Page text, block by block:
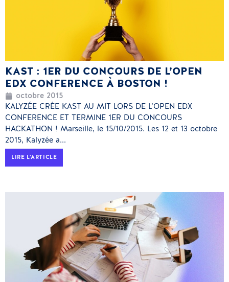
KAST : 1ER DU CONCOURS DE L’OPEN
EDX CONFERENCE À BOSTON !
octobre 2015
KALYZÉE CRÉE KAST AU MIT LORS DE L’OPEN EDX
CONFERENCE ET TERMINE 1ER DU CONCOURS
HACKATHON ! Marseille, le 15/10/2015. Les 12 et 13 octobre
2015, Kalyzée a...
LIRE L'ARTICLE